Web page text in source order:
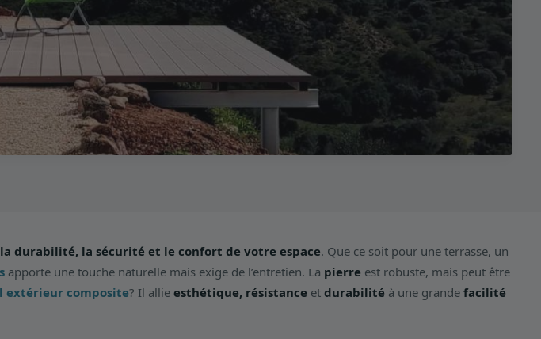
durabilité, la sécurité et le confort de votre espace. Que ce soit pour une terrasse, un
apporte une touche naturelle mais exige de l’entretien. La pierre est robuste, mais peut être
extérieur composite? Il allie esthétique, résistance et durabilité à une grande facilité